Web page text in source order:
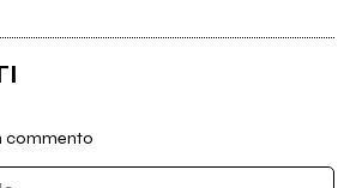
commento